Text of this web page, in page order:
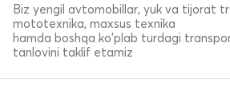
Biz yengil avtomobillar, yuk va tijorat
mototexnika, maxsus texnika
hamda boshqa ko'plab turdagi
tanlovini taklif etamiz